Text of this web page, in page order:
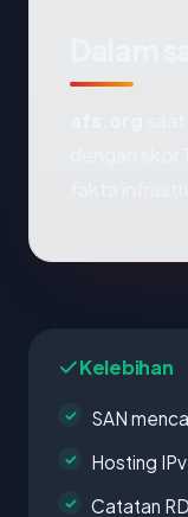
Kelebihan
SAN
Hosting
Catatan